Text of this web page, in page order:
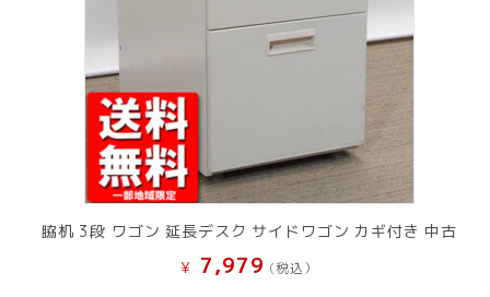
脇机 3段 ワゴン 延長デスク サイドワゴン カギ付き 中古
¥ 7,979 (税込）